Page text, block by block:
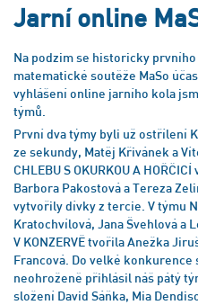
Jarní online
Na podzim se historicky
matematické soutěže MaSo
vyhlášení online jarního kola
týmů.
První dva týmy byli už ostřílení
ze sekundy, Matěj Křivánek a
CHLEBU S OKURKOU A
Barbora Pakostová a Tereza
vytvořily dívky z tercie. V týmu
Kratochvílová, Jana Švehlová a
V KONZERVĚ tvořila Anežka
Francová. Do velké
neohroženě přihlásil náš pátý
složení David Sáňka, Mia